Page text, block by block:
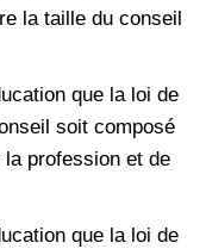
la taille du conseil
que la loi de
soit composé
la profession et de
que la loi de